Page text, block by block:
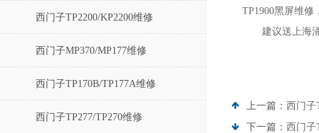
西门子TP2200/KP2200维修
西门子MP370/MP177维修
西门子TP170B/TP177A维修
西门子TP277/TP270维修
TP1900黑屏维修
建议送上海
上一篇： 西门子
下一篇： 西门子